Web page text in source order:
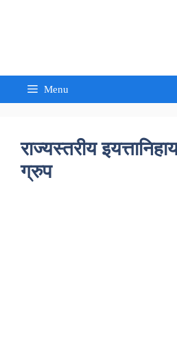
Menu
राज्यस्तरीय
ग्रुप